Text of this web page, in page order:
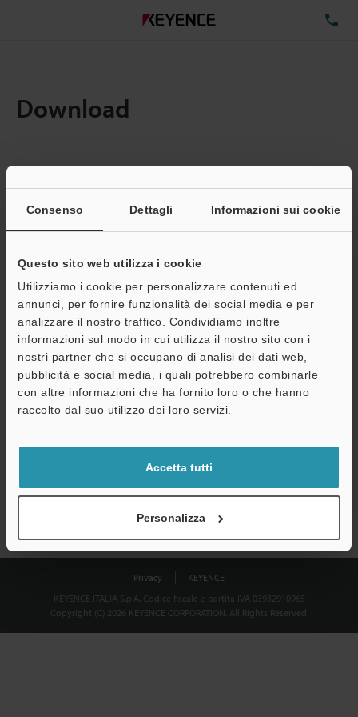
Consenso Dettagli Informazioni sui cookie
Questo sito web utilizza i cookie
Utilizziamo i cookie per personalizzare contenuti ed
annunci, per fornire funzionalità dei social media e per
analizzare il nostro traffico. Condividiamo inoltre
informazioni sul modo in cui utilizza il nostro sito con i
nostri partner che si occupano di analisi dei dati web,
pubblicità e social media, i quali potrebbero combinarle
con altre informazioni che ha fornito loro o che hanno
raccolto dal suo utilizzo dei loro servizi.
Accetta tutti
Personalizza
Download
Quantita: 1Dimensioni file totali:0.71MB
Indirizzo e-mail (obbligatorio)
Download
Dichiarazione sulla privacy
Privacy
KEYENCE
KEYENCE ITALIA S.p.A. Codice fiscale e partita IVA 03932910965
Copyright (C) 2026 KEYENCE CORPORATION. All Rights Reserved.